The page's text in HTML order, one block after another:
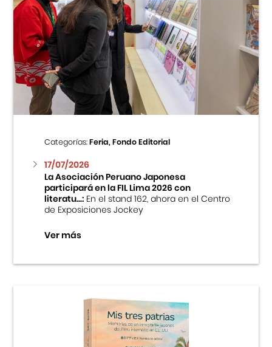
Categorías:Feria, Fondo Editorial
17/07/2026
La Asociación Peruano Japonesa
participará en la FIL Lima 2026 con
literatu...:En el stand 162, ahora en el Centro
de Exposiciones Jockey
Ver más